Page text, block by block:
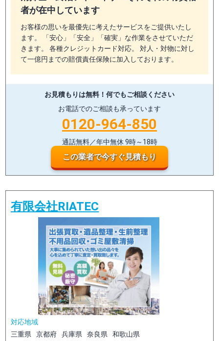
者が在中しています
お客様の思いを最優先に考えたサービスをご提供いたし
ます。 「安心」「安全」「確実」な作業をさせていただ
きます。 各種クレジットカード対応。 対人・対物に対し
て一億円までの賠償責任保険に加入しております。
お見積もりは無料！ 何でもご相談ください
お電話でのご相談も承っています
0120-964-850
通話無料／年中無休 9時～18時
この業者で今すぐ見積もり
有限会社RIATEC
対応地域
三重県
京都府 兵庫県 奈良県 和歌山県